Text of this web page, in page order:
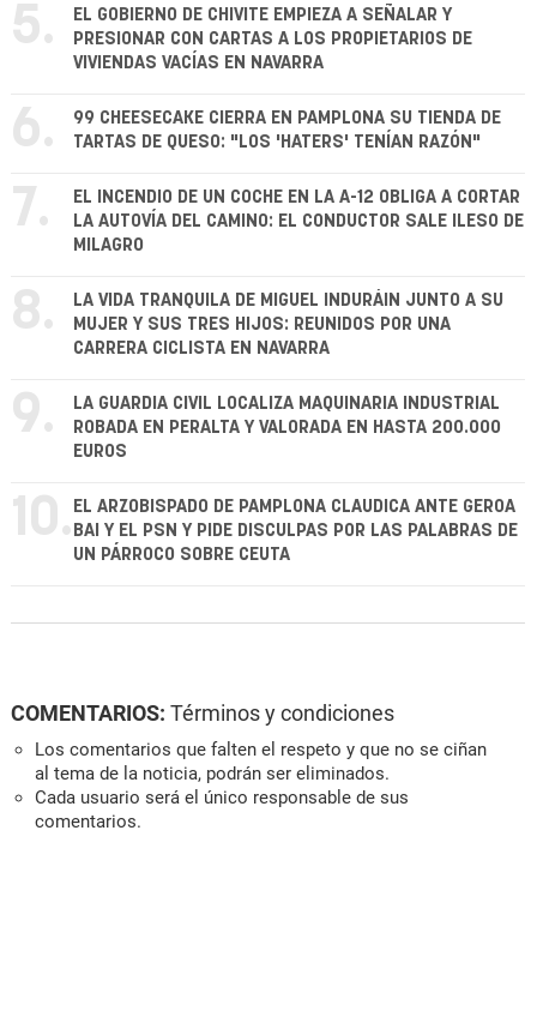
5.
EL GOBIERNO DE CHIVITE EMPIEZA A SEÑALAR Y
PRESIONAR CON CARTAS A LOS PROPIETARIOS DE
VIVIENDAS VACÍAS EN NAVARRA
6.
99 CHEESECAKE CIERRA EN PAMPLONA SU TIENDA DE
TARTAS DE QUESO: "LOS 'HATERS' TENÍAN RAZÓN"
7.
EL INCENDIO DE UN COCHE EN LA A-12 OBLIGA A CORTAR
LA AUTOVÍA DEL CAMINO: EL CONDUCTOR SALE ILESO DE
MILAGRO
8.
LA VIDA TRANQUILA DE MIGUEL INDURÁIN JUNTO A SU
MUJER Y SUS TRES HIJOS: REUNIDOS POR UNA
CARRERA CICLISTA EN NAVARRA
9.
LA GUARDIA CIVIL LOCALIZA MAQUINARIA INDUSTRIAL
ROBADA EN PERALTA Y VALORADA EN HASTA 200.000
EUROS
10. EL ARZOBISPADO DE PAMPLONA CLAUDICA ANTE GEROA
BAI Y EL PSN Y PIDE DISCULPAS POR LAS PALABRAS DE
UN PÁRROCO SOBRE CEUTA
COMENTARIOS: Términos y condiciones
Los comentarios que falten el respeto y que no se ciñan
al tema de la noticia, podrán ser eliminados.
Cada usuario será el único responsable de sus
comentarios.